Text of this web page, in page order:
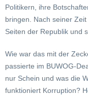
Politikern, ihre
bringen. Nach seiner
Seiten der Republik und
Wie war das mit der
passierte im BUWOG-
nur Schein und was die
funktioniert Korruption?